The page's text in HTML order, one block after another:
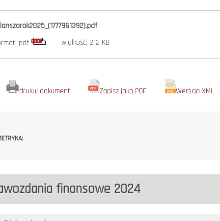
pdf wielkość: 212 KB
drukuj dokument Zapisz jako PDF Werscja XML
finansowe 2024